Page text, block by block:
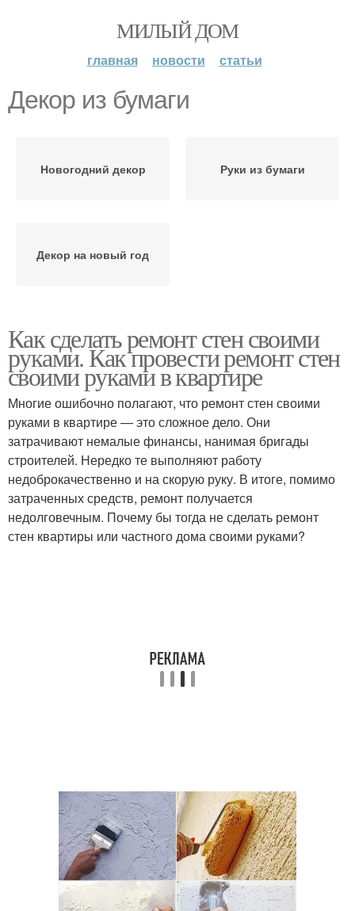
МИЛЫЙ ДОМ
главная новости статьи
Декор из бумаги
Новогодний декор Руки из бумаги
Декор на новый год
Как сделать ремонт стен своими
руками. Как провести ремонт стен
своими руками в квартире
Многие ошибочно полагают, что ремонт стен своими
руками в квартире — это сложное дело. Они
затрачивают немалые финансы, нанимая бригады
строителей. Нередко те выполняют работу
недоброкачественно и на скорую руку. В итоге, помимо
затраченных средств, ремонт получается
недолговечным. Почему бы тогда не сделать ремонт
стен квартиры или частного дома своими руками?